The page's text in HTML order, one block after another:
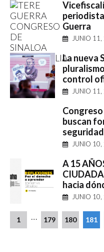
Guerra
JUNIO
La nueva
control
JUNIO
buscan
JUNIO
A 15
hacia
JUNIO
1 … 179 180 181